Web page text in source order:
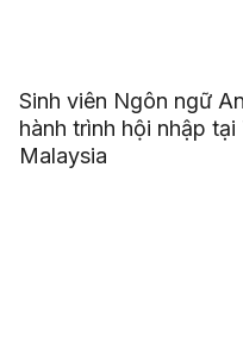
Sinh viên Ngôn ngữ
hành trình hội nhập
Malaysia